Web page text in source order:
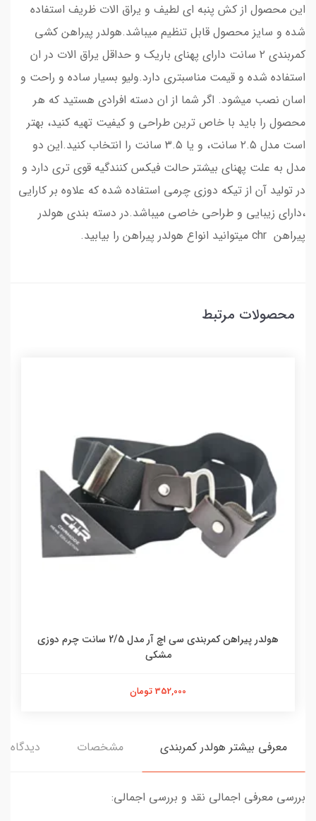
این محصول از کش پنبه ای لطیف و یراق الات ظریف استفاده
شده و سایز محصول قابل تنظیم میباشد.هولدر پیراهن کشی
کمربندی ۲ سانت دارای پهنای باریک و حداقل یراق الات در ان
استفاده شده و قیمت مناسبتری دارد.ولیو بسیار ساده و راحت و
اسان نصب میشود. اگر شما از ان دسته افرادی هستید که هر
محصول را باید با خاص ترین طراحی و کیفیت تهیه کنید، بهتر
است مدل ۲.۵ سانت، و یا ۳.۵ سانت را انتخاب کنید.این دو
مدل به علت پهنای بیشتر حالت فیکس کنندگیه قوی تری دارد و
در تولید آن از تیکه دوزی چرمی استفاده شده که علاوه بر کارایی
،دارای زیبایی و طراحی خاصی میباشد.در دسته بندی هولدر
پیراهن chr میتوانید انواع هولدر پیراهن را بیابید.
محصولات مرتبط
هولدر پیراهن کمربندی سی اچ آر مدل 2/5 سانت چرم دوزی
مشکی
352,000 تومان
معرفی بیشتر هولدر کمربندی مشخصات دیدگاه‌ها
بررسی معرفی اجمالی نقد و بررسی اجمالی: